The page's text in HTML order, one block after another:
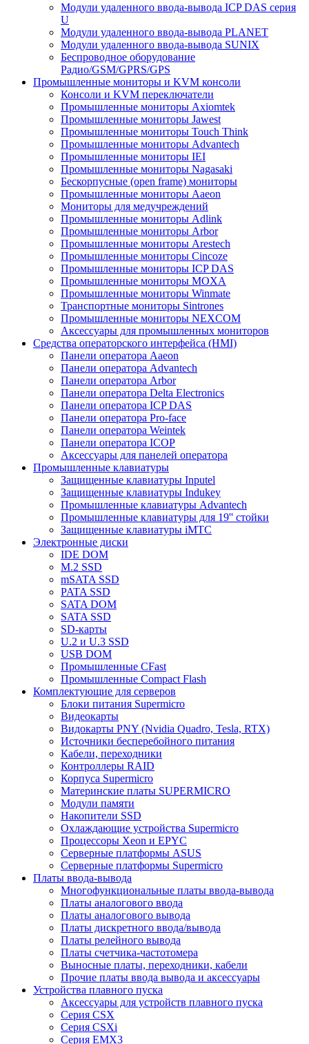
Модули удаленного ввода-вывода ICP DAS серия
U
Модули удаленного ввода-вывода PLANET
Модули удаленного ввода-вывода SUNIX
Беспроводное оборудование
Радио/GSM/GPRS/GPS
Промышленные мониторы и KVM консоли
Консоли и KVM переключатели
Промышленные мониторы Axiomtek
Промышленные мониторы Jawest
Промышленные мониторы Touch Think
Промышленные мониторы Advantech
Промышленные мониторы IEI
Промышленные мониторы Nagasaki
Бескорпусные (open frame) мониторы
Промышленные мониторы Aaeon
Мониторы для медучреждений
Промышленные мониторы Adlink
Промышленные мониторы Arbor
Промышленные мониторы Arestech
Промышленные мониторы Cincoze
Промышленные мониторы ICP DAS
Промышленные мониторы MOXA
Промышленные мониторы Winmate
Транспортные мониторы Sintrones
Промышленные мониторы NEXCOM
Аксессуары для промышленных мониторов
Средства операторского интерфейса (HMI)
Панели оператора Aaeon
Панели оператора Advantech
Панели оператора Arbor
Панели оператора Delta Electronics
Панели оператора ICP DAS
Панели оператора Pro-face
Панели оператора Weintek
Панели оператора ICOP
Аксессуары для панелей оператора
Промышленные клавиатуры
Защищенные клавиатуры Inputel
Защищенные клавиатуры Indukey
Промышленные клавиатуры Advantech
Промышленные клавиатуры для 19'' стойки
Защищенные клавиатуры iMTC
Электронные диски
IDE DOM
M.2 SSD
mSATA SSD
PATA SSD
SATA DOM
SATA SSD
SD-карты
U.2 и U.3 SSD
USB DOM
Промышленные CFast
Промышленные Compact Flash
Комплектующие для серверов
Блоки питания Supermicro
Видеокарты
Видокарты PNY (Nvidia Quadro, Tesla, RTX)
Источники бесперебойного питания
Кабели, переходники
Контроллеры RAID
Корпуса Supermicro
Материнские платы SUPERMICRO
Модули памяти
Накопители SSD
Охлаждающие устройства Supermicro
Процессоры Xeon и EPYC
Серверные платформы ASUS
Серверные платформы Supermicro
Платы ввода-вывода
Многофункциональные платы ввода-вывода
Платы аналогового ввода
Платы аналогового вывода
Платы дискретного ввода/вывода
Платы релейного вывода
Платы счетчика-частотомера
Выносные платы, переходники, кабели
Прочие платы ввода вывода и аксессуары
Устройства плавного пуска
Аксессуары для устройств плавного пуска
Серия CSX
Серия CSXi
Серия EMX3